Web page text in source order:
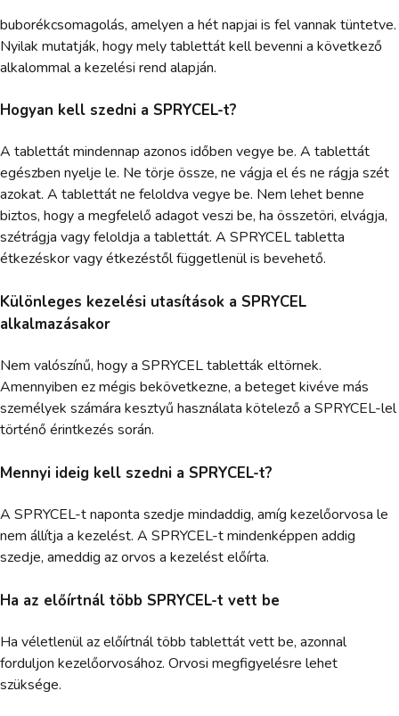
buborékcsomagolás, amelyen a hét napjai is fel vannak tüntetve.
Nyilak mutatják, hogy mely tablettát kell bevenni a következő
alkalommal a kezelési rend alapján.
Hogyan kell szedni a SPRYCEL-t?
A tablettát mindennap azonos időben vegye be. A tablettát
egészben nyelje le. Ne törje össze, ne vágja el és ne rágja szét
azokat. A tablettát ne feloldva vegye be. Nem lehet benne
biztos, hogy a megfelelő adagot veszi be, ha összetöri, elvágja,
szétrágja vagy feloldja a tablettát. A SPRYCEL tabletta
étkezéskor vagy étkezéstől függetlenül is bevehető.
Különleges kezelési utasítások a SPRYCEL
alkalmazásakor
Nem valószínű, hogy a SPRYCEL tabletták eltörnek.
Amennyiben ez mégis bekövetkezne, a beteget kivéve más
személyek számára kesztyű használata kötelező a SPRYCEL-lel
történő érintkezés során.
Mennyi ideig kell szedni a SPRYCEL-t?
A SPRYCEL-t naponta szedje mindaddig, amíg kezelőorvosa le
nem állítja a kezelést. A SPRYCEL-t mindenképpen addig
szedje, ameddig az orvos a kezelést előírta.
Ha az előírtnál több SPRYCEL-t vett be
Ha véletlenül az előírtnál több tablettát vett be, azonnal
forduljon kezelőorvosához. Orvosi megfigyelésre lehet
szüksége.